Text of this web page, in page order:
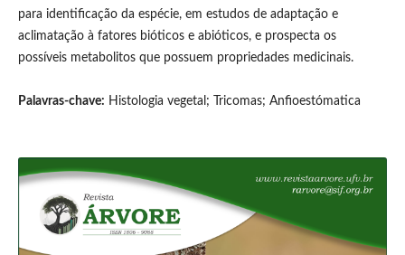
para identificação da espécie, em estudos de adaptação e
aclimatação à fatores bióticos e abióticos, e prospecta os
possíveis metabolitos que possuem propriedades medicinais.
Palavras-chave: Histologia vegetal; Tricomas; Anfioestómatica